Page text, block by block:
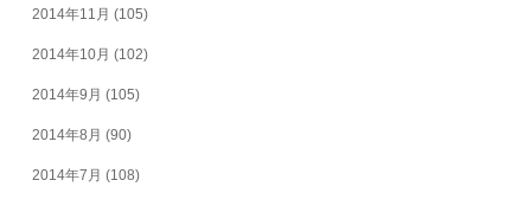
2014年11月 (105)
2014年10月 (102)
2014年9月 (105)
2014年8月 (90)
2014年7月 (108)